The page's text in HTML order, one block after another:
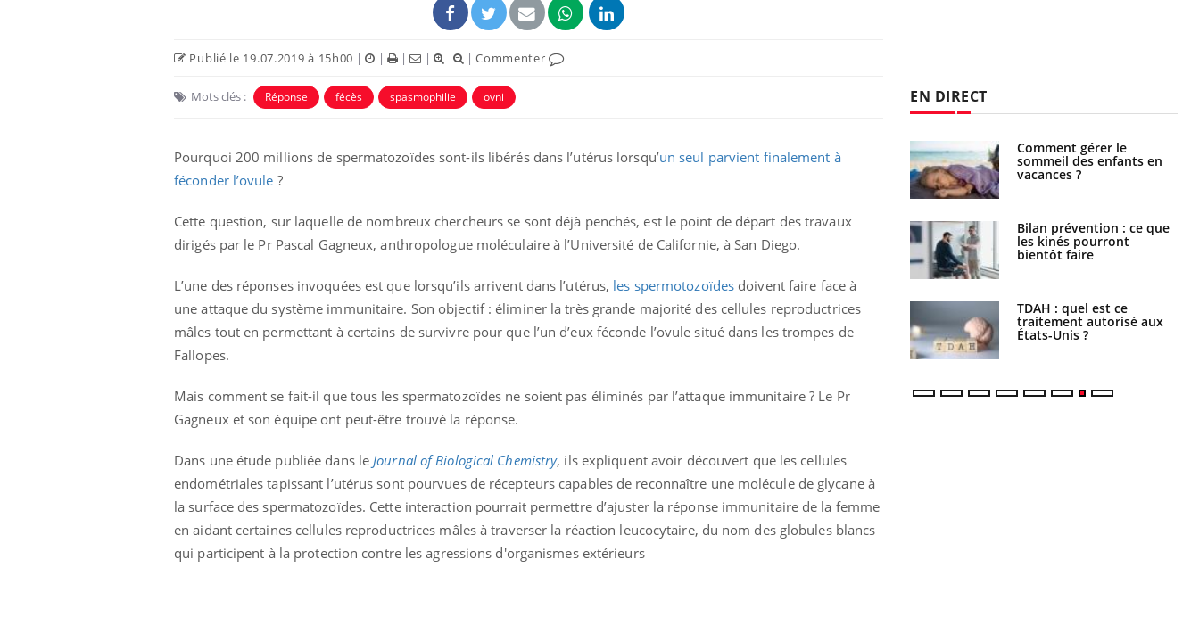
Publié le 19.07.2019 à 15h00 | | | | |Commenter
Mots clés : Réponse fécès spasmophilie ovni
Pourquoi 200 millions de spermatozoïdes sont-ils libérés dans l’utérus lorsqu’un seul parvient finalement à
féconder l’ovule ?
Cette question, sur laquelle de nombreux chercheurs se sont déjà penchés, est le point de départ des travaux
dirigés par le Pr Pascal Gagneux, anthropologue moléculaire à l’Université de Californie, à San Diego.
L’une des réponses invoquées est que lorsqu’ils arrivent dans l’utérus, les spermotozoïdes doivent faire face à
une attaque du système immunitaire. Son objectif : éliminer la très grande majorité des cellules reproductrices
mâles tout en permettant à certains de survivre pour que l’un d’eux féconde l’ovule situé dans les trompes de
Fallopes.
Mais comment se fait-il que tous les spermatozoïdes ne soient pas éliminés par l’attaque immunitaire ? Le Pr
Gagneux et son équipe ont peut-être trouvé la réponse.
Dans une étude publiée dans le Journal of Biological Chemistry, ils expliquent avoir découvert que les cellules
endométriales tapissant l’utérus sont pourvues de récepteurs capables de reconnaître une molécule de glycane à
la surface des spermatozoïdes. Cette interaction pourrait permettre d’ajuster la réponse immunitaire de la femme
en aidant certaines cellules reproductrices mâles à traverser la réaction leucocytaire, du nom des globules blancs
qui participent à la protection contre les agressions d'organismes extérieurs
EN DIRECT
que dit la science
Le smartphone nuit-il à
l'apprentissage de la
lecture ?
Mordue par une tique en
vacances, elle reste dans
le coma pendant 42 jours
barracuda, une petite fille
Légionellose en Suisse :
quelle est l’origine de la
contamination ?
Allergies alimentaires :
une nouvelle arme contre
les réactions sévères
Comment gérer le
sommeil des enfants en
vacances ?
Bilan prévention : ce que
les kinés pourront
bientôt faire
TDAH : quel est ce
traitement autorisé aux
États-Unis ?
Cerveau : le mystère de la
"madeleine de Proust"
enfin expliqué
Intolérance au gluten : les
nouvelles
recommandations de la
Insuffisance cardiaque :
comment mieux la
prévenir